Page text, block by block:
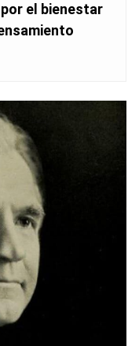
el bienestar